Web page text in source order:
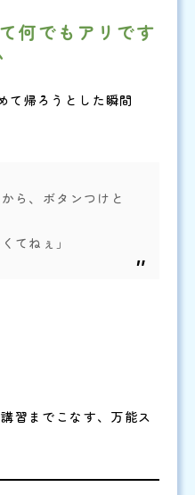
何でもアリです
て帰ろうとした瞬間
ら、ボタンつけと
てねぇ」
習までこなす、万能ス